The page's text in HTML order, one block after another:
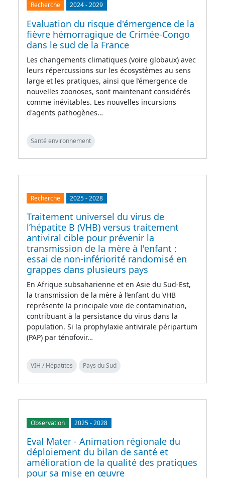
Recherche 2024-2029
Evaluation du risque d'émergence de la
fièvre hémorragique de Crimée-Congo
dans le sud de la France
Les changements climatiques (voire globaux) avec
leurs répercussions sur les écosystèmes au sens
large et les pratiques, ainsi que l’émergence de
nouvelles zoonoses, sont maintenant considérés
comme inévitables. Les nouvelles incursions
d'agents pathogènes…
Santé environnement
Recherche 2025-2028
Traitement universel du virus de
l’hépatite B (VHB) versus traitement
antiviral cible pour prévenir la
transmission de la mère à l'enfant :
essai de non-infériorité randomisé en
grappes dans plusieurs pays
En Afrique subsaharienne et en Asie du Sud-Est,
la transmission de la mère à l’enfant du VHB
représente la principale voie de contamination,
contribuant à la persistance du virus dans la
population. Si la prophylaxie antivirale péripartum
(PAP) par ténofovir…
VIH / Hépatites Pays du Sud
Observation 2025-2028
Eval Mater - Animation régionale du
déploiement du bilan de santé et
amélioration de la qualité des pratiques
pour sa mise en œuvre